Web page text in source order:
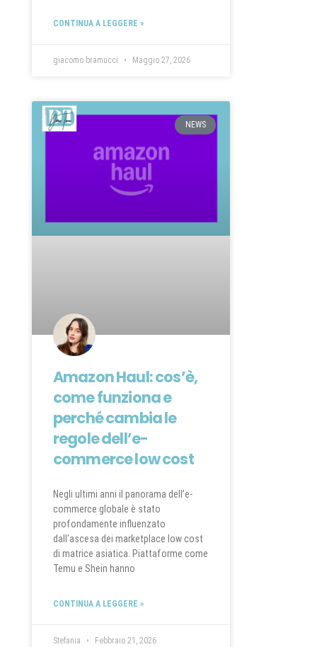
CONTINUA A LEGGERE »
giacomo bramucci Maggio 27, 2026
NEWS
Amazon Haul: cos’è,
come funziona e
perché cambia le
regole dell’e-
commerce low cost
Negli ultimi anni il panorama dell’e-
commerce globale è stato
profondamente influenzato
dall’ascesa dei marketplace low cost
di matrice asiatica. Piattaforme come
Temu e Shein hanno
CONTINUA A LEGGERE »
Stefania Febbraio 21, 2026